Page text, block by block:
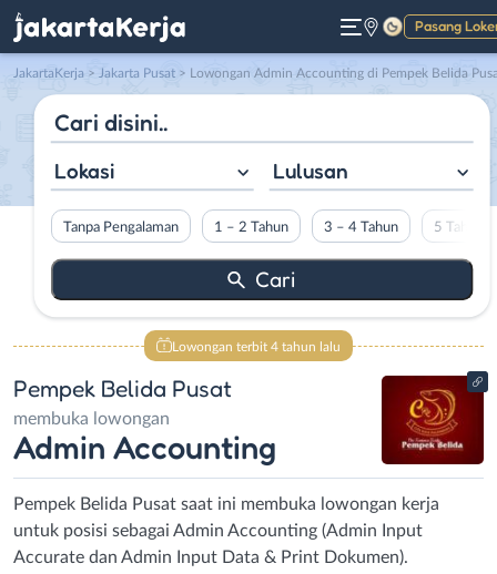
Pasang
Gelap
JakartaKerja > Jakarta Pusat > Lowongan Admin Accounting di Pempek Belida
Lokasi Lulusan
Tanpa Pengalaman 1 – 2 Tahun 3 – 4 Tahun 5 Tahun
Lowongan terbit 4 tahun lalu
Pempek Belida Pusat
membuka lowongan
Admin Accounting
Pempek Belida Pusat saat ini membuka lowongan kerja
untuk posisi sebagai Admin Accounting (Admin Input
Accurate dan Admin Input Data & Print Dokumen).